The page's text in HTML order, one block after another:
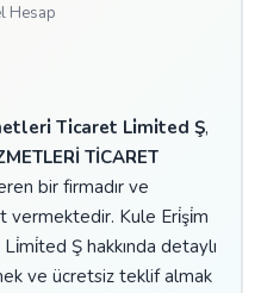
Hesap
Ti̇caret Li̇mi̇ted Ş,
TİCARET
bir firmadır ve
vermektedir. Kule Eri̇şi̇m
Ş hakkında detaylı
ve ücretsiz teklif almak